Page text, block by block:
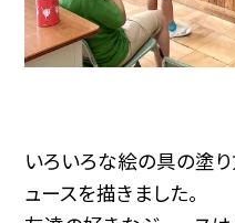
いろいろな絵の具の塗
ュースを描きました。